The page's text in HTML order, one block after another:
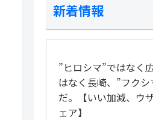
新着情報
”ヒロシマ”ではなく
はなく長崎、”フク
だ。【いい加減、ウ
ェア】